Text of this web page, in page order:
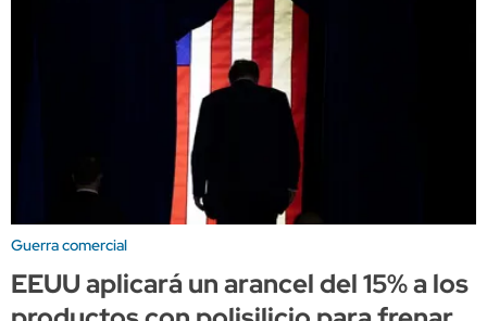
Guerra comercial
EEUU aplicará un arancel del 15% a los